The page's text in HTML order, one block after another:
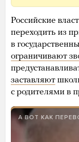
Российские
переходить из
в
ограничивают
заставляют
с родителями в
А ВОТ КАК